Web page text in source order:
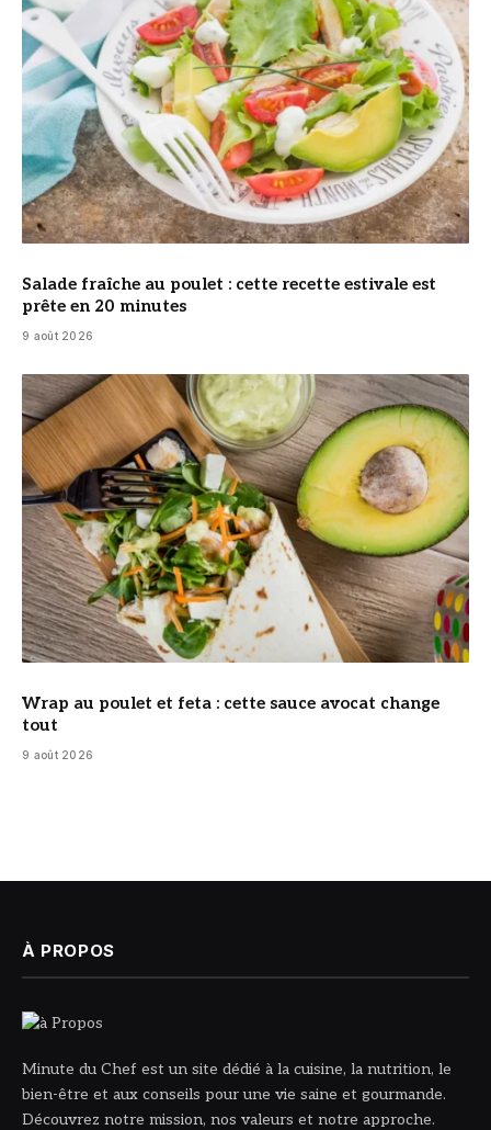
Salade fraîche au poulet : cette recette estivale est
prête en 20 minutes
9 août 2026
© DR
Wrap au poulet et feta : cette sauce avocat change
tout
9 août 2026
À PROPOS
Minute du Chef est un site dédié à la cuisine, la nutrition, le
bien-être et aux conseils pour une vie saine et gourmande.
Découvrez notre mission, nos valeurs et notre approche.